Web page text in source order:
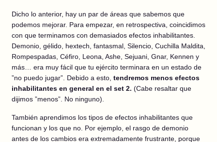
Dicho lo anterior, hay un par de áreas que sabemos que
podemos mejorar. Para empezar, en retrospectiva, coincidimos
con que terminamos con demasiados efectos inhabilitantes.
Demonio, gélido, hextech, fantasmal, Silencio, Cuchilla Maldita,
Rompespadas, Céfiro, Leona, Ashe, Sejuani, Gnar, Kennen y
más… era muy fácil que tu ejército terminara en un estado de
”no puedo jugar”. Debido a esto, tendremos menos efectos
inhabilitantes en general en el set 2. (Cabe resaltar que
dijimos ”menos”. No ninguno).
También aprendimos los tipos de efectos inhabilitantes que
funcionan y los que no. Por ejemplo, el rasgo de demonio
antes de los cambios era extremadamente frustrante, porque